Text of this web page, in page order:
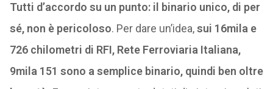
Tutti d’accordo su un punto: il binario unico, di per
sé, non è pericoloso. Per dare un’idea,sui 16mila e
726 chilometri di RFI, Rete Ferroviaria Italiana,
9mila 151 sono a semplice binario, quindi ben oltre